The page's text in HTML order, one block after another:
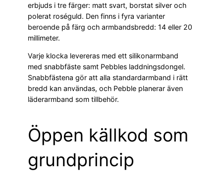
erbjuds i tre färger: matt svart, borstat silver och
polerat roséguld. Den finns i fyra varianter
beroende på färg och armbandsbredd: 14 eller 20
millimeter.
Varje klocka levereras med ett silikonarmband
med snabbfäste samt Pebbles laddningsdongel.
Snabbfästena gör att alla standardarmband i rätt
bredd kan användas, och Pebble planerar även
läderarmband som tillbehör.
Öppen källkod som
grundprincip